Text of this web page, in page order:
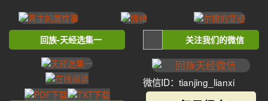
回族-天经选集一 关注我们的微信
微信ID：tianjing_lianxi